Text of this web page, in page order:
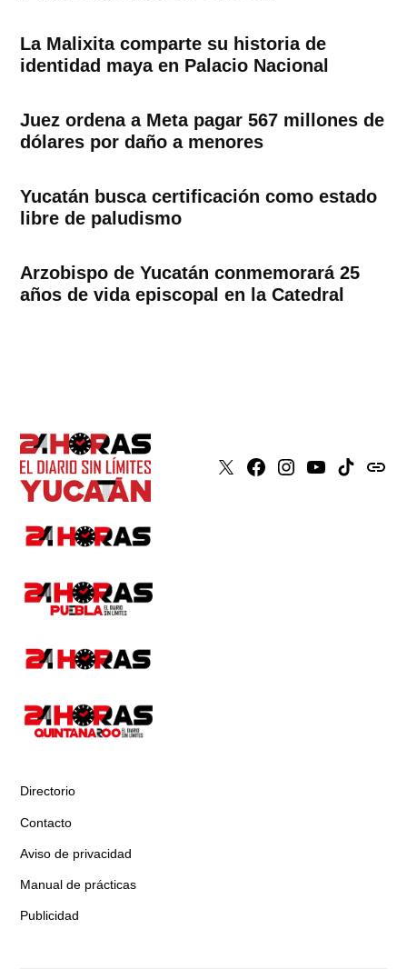
La Malixita comparte su historia de
identidad maya en Palacio Nacional
Juez ordena a Meta pagar 567 millones de
dólares por daño a menores
Yucatán busca certificación como estado
libre de paludismo
Arzobispo de Yucatán conmemorará 25
años de vida episcopal en la Catedral
X Faceboook
Instagram
YoutubeTiktokissuu
Directorio
Contacto
Aviso de privacidad
Manual de prácticas
Publicidad